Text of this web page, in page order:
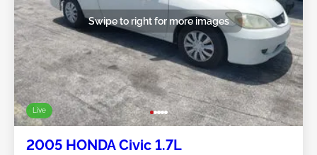
Live
Swipe to right for more images
2005 HONDA Civic 1.7L